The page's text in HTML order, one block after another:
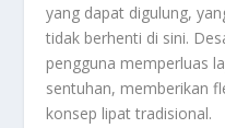
yang dapat digulung,
tidak berhenti di sini.
pengguna memperluas
sentuhan, memberikan
konsep lipat tradisional.